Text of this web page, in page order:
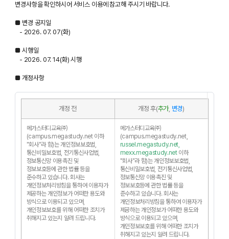
변경사항을 확인하시어 서비스 이용에 참고해 주시기 바랍니다.
■ 변경 공지일
- 2026. 07. 07(화)
■ 시행일
- 2026. 07. 14(화) 시행
■ 개정사항
개정 전 개정 후(추가, 변경)
메가스터디교육㈜
(campus.megastudy.net 이하
"회사"라 함)는 개인정보보호법,
통신비밀보호법, 전기통신사업법,
정보통신망 이용촉진 및
정보보호등에 관한 법률 등을
준수하고 있습니다. 회사는
개인정보처리방침을 통하여 이용자가
제공하는 개인정보가 어떠한 용도와
방식으로 이용되고 있으며,
개인정보보호를 위해 어떠한 조치가
취해지고 있는지 알려 드립니다.
메가스터디교육㈜
(campus.megastudy.net,
russel.megastudy.net,
mexx.megastudy.net이하
"회사"라 함)는 개인정보보호법,
통신비밀보호법, 전기통신사업법,
정보통신망 이용촉진 및
정보보호등에 관한 법률 등을
준수하고 있습니다. 회사는
개인정보처리방침을 통하여 이용자가
제공하는 개인정보가 어떠한 용도와
방식으로 이용되고 있으며,
개인정보보호를 위해 어떠한 조치가
취해지고 있는지 알려 드립니다.